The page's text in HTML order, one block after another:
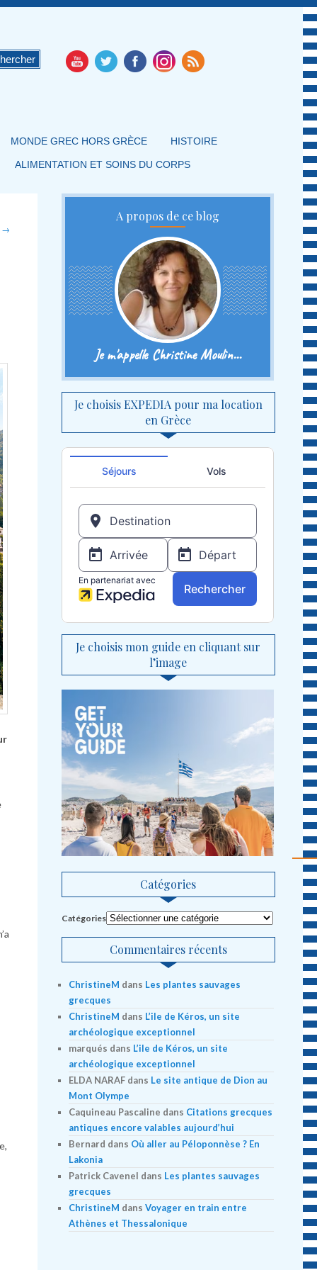
MONDE GREC HORS GRÈCE HISTOIRE
ALIMENTATION ET SOINS DU CORPS
→
A propos de ce blog
Je m'appelle Christine Moulin...
Je choisis EXPEDIA pour ma location
en Grèce
Je choisis mon guide en cliquant sur
l’image
Catégories
Catégories
Commentaires récents
ChristineM dans Les plantes sauvages
grecques
ChristineM dans L’ile de Kéros, un site
archéologique exceptionnel
marqués dans L’ile de Kéros, un site
archéologique exceptionnel
ELDA NARAFdans Le site antique de Dion au
Mont Olympe
Caquineau Pascaline dans Citations grecques
antiques encore valables aujourd’hui
Bernard dans Où aller au Péloponnèse ? En
Lakonia
Patrick Cavenel dans Les plantes sauvages
grecques
ChristineM dans Voyager en train entre
Athènes et Thessalonique